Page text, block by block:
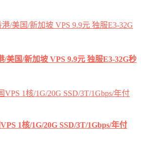
/美国/新加坡 VPS 9.9元 独服E3-32G秒
1核/1G/20G SSD/3T/1Gbps/年付